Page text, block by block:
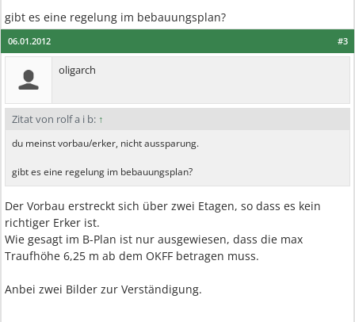
gibt es eine regelung im bebauungsplan?
#3
06.01.2012
oligarch
Zitat von rolf a i b: ↑
du meinst vorbau/erker, nicht aussparung.
gibt es eine regelung im bebauungsplan?
Der Vorbau erstreckt sich über zwei Etagen, so dass es kein
richtiger Erker ist.
Wie gesagt im B-Plan ist nur ausgewiesen, dass die max
Traufhöhe 6,25 m ab dem OKFF betragen muss.
Anbei zwei Bilder zur Verständigung.